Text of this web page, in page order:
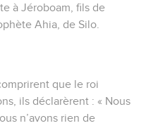
à Jéroboam, fils de
Ahia, de Silo.
que le roi
ils déclarèrent : « Nous
n’avons rien de